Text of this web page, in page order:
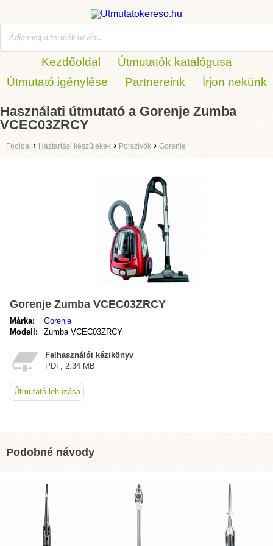
Kezdőoldal
Útmutatók katalógusa
Útmutató igénylése
Partnereink Írjon nekünk
Használati útmutató a Gorenje Zumba
VCEC03ZRCY
Főoldal › Háztartási készülékek › Porszívók › Gorenje
Gorenje Zumba VCEC03ZRCY
Márka:
Gorenje
Modell:
Zumba VCEC03ZRCY
Felhasználói kézikönyv
PDF, 2.34 MB
Útmutató lehúzása
Podobné návody